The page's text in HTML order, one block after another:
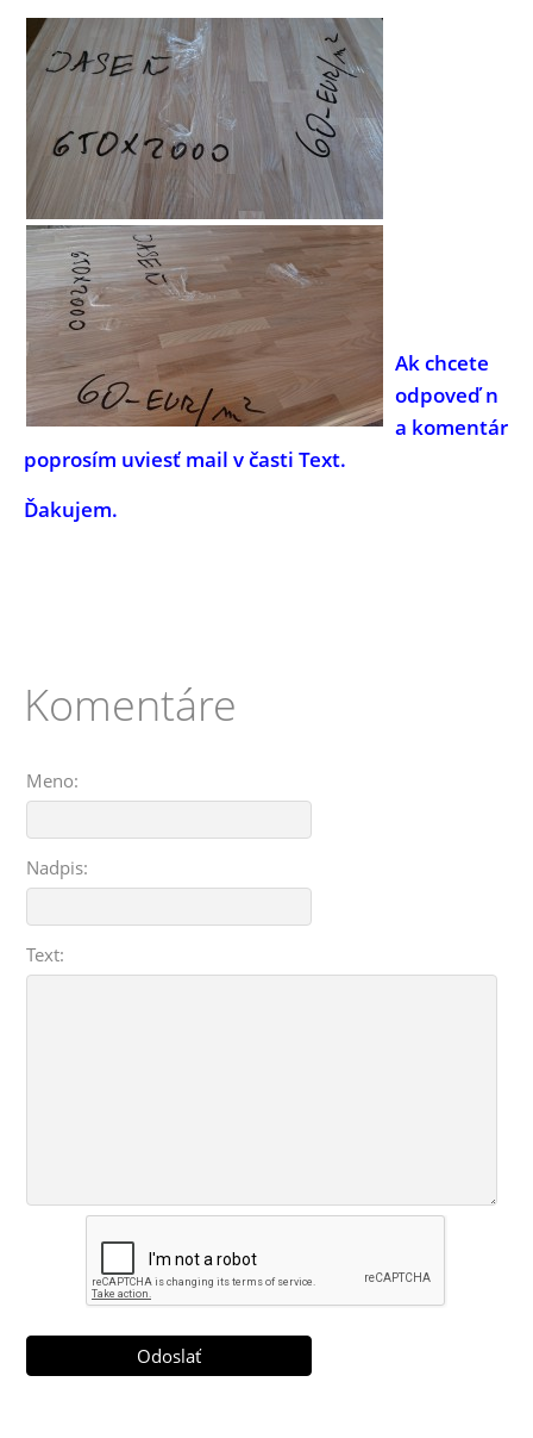
Ak chcete
odpoveď n
a komentár
poprosím uviesť mail v časti Text.
Ďakujem.
Komentáre
Meno:
Nadpis:
Text: